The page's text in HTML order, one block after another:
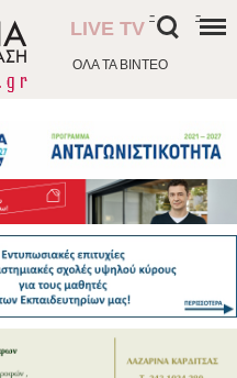
ΟΛΑ ΤΑ ΒΙΝΤΕΟ
LIVE TV
- -